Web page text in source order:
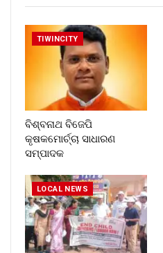
TIWINCITY
ବିଶ୍ବନାଥ ବିଜେପି
କୃଷକମୋର୍ଚ୍ଚା ସାଧାରଣ
ସମ୍ପାଦକ
LOCAL NEWS